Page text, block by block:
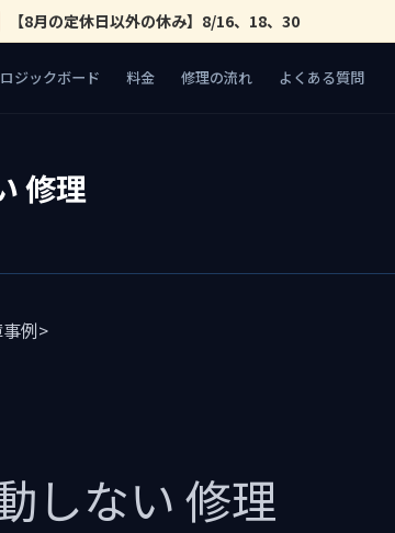
【8月の定休日以外の休み】8/16、18、30
ロジックボード 料金 修理の流れ よくある質問
修理
例>
しない 修理